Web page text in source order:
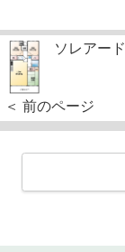
ソレアー
＜ 前のページ